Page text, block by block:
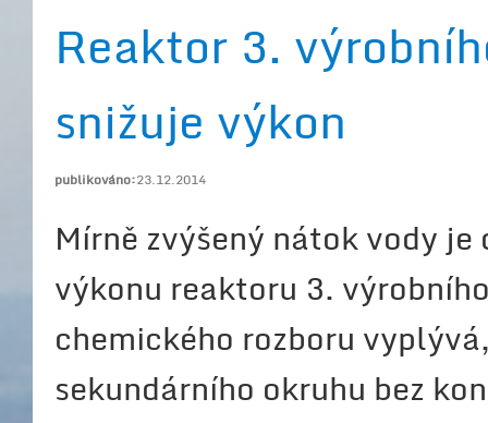
Reaktor 3.
snižuje výkon
publikováno:23.12.2014
Mírně zvýšený nátok vody
výkonu reaktoru 3.
chemického rozboru
sekundárního okruhu bez